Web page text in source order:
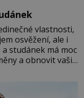
vlastnosti,
osvěžení, ale i
studánek má moc
a obnovit vaši
svého života